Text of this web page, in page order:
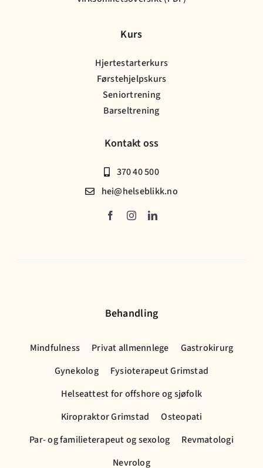
Kurs
Hjertestarterkurs
Førstehjelpskurs
Seniortrening
Barseltrening
Kontakt oss
370 40 500
hei@helseblikk.no
Behandling
Mindfulness Privat allmennlege
Gastrokirurg
Gynekolog
Fysioterapeut Grimstad
Helseattest for offshore og sjøfolk
Kiropraktor Grimstad
Osteopati
Par- og familieterapeut og sexolog
Revmatologi
Nevrolog